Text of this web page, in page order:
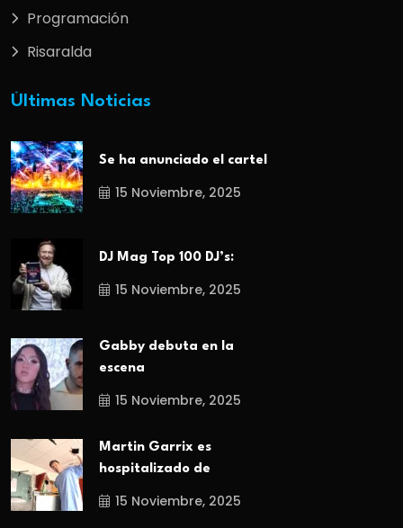
Programación
Risaralda
Últimas Noticias
Se ha anunciado el cartel
15 Noviembre, 2025
DJ Mag Top 100 DJ’s:
15 Noviembre, 2025
Gabby debuta en la
escena
15 Noviembre, 2025
Martin Garrix es
hospitalizado de
15 Noviembre, 2025